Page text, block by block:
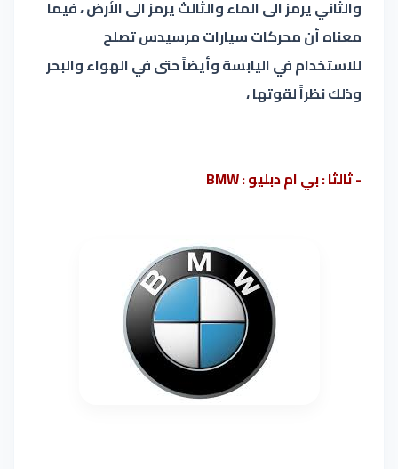
والثاني يرمز الى الماء والثالث يرمز الى الأرض ، فيما
معناه أن محركات سيارات مرسيدس تصلح
للاستخدام في اليابسة وأيضاً حتى في الهواء والبحر
وذلك نظراً لقوتها ،
- ثالثا : بي ام دبليو : BMW